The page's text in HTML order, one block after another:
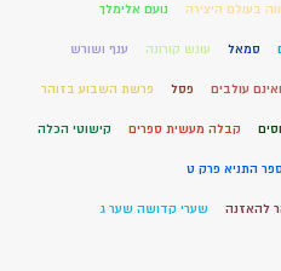
בעולם היצירה נועם אלימלך
סמאל עונש קורונה ענף ושורש
עולבים פסל פרשת השבוע בזוהר
קבלה מעשית ספרים קישוטי הכלה
התניא פרק ט
להאזנה שערי קדושה שער ג